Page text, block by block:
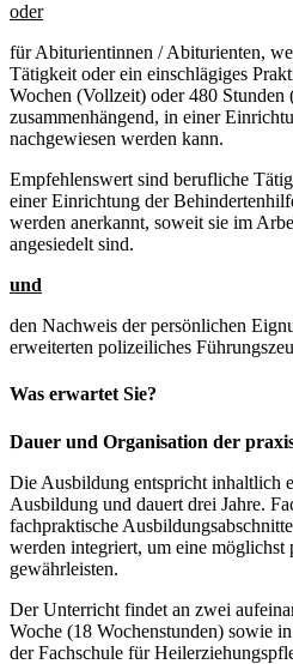
oder
für Abiturientinnen / Abiturienten,
Tätigkeit oder ein einschlägiges
Wochen (Vollzeit) oder 480 Stunden
zusammenhängend, in einer
nachgewiesen werden kann.
Empfehlenswert sind berufliche
einer Einrichtung der
werden anerkannt, soweit sie im
angesiedelt sind.
und
den Nachweis der persönlichen
erweiterten polizeiliches
Was erwartet Sie?
Dauer und Organisation der
Die Ausbildung entspricht inhaltlich
Ausbildung und dauert drei Jahre.
fachpraktische
werden integriert, um eine möglichst
gewährleisten.
Der Unterricht findet an zwei
Woche (18 Wochenstunden) sowie
der Fachschule für